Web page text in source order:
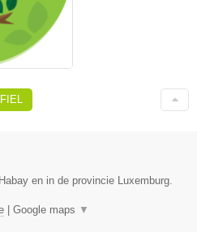
en in de provincie Luxemburg.
Google maps ▼